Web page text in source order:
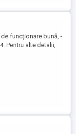
funcționare bună, -
Pentru alte detalii,